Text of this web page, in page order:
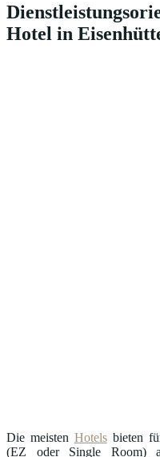
Hotel in
Die meisten Hotelsbieten
(EZ oder Single Room)